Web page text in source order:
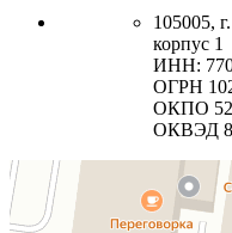
105005,
корпус 1
ИНН:
ОГРН
ОКПО
ОКВЭД